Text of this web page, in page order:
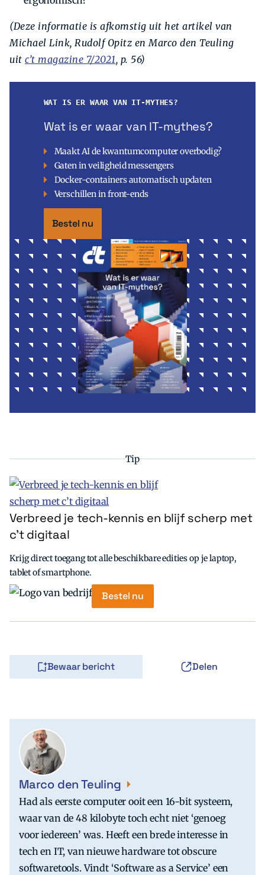
(Deze informatie is afkomstig uit het artikel van
Michael Link, Rudolf Opitz en Marco den Teuling
uit c’t magazine 7/2021, p. 56)
WAT IS ER WAAR VAN IT-MYTHES?
Wat is er waar van IT-mythes?
Maakt AI de kwantumcomputer overbodig?
Gaten in veiligheid messengers
Docker-containers automatisch updaten
Verschillen in front-ends
Bestel nu
Tip
Verbreed je tech-kennis en blijf scherp met
c’t digitaal
Krijg direct toegang tot alle beschikbare edities op je laptop,
tablet of smartphone.
Bestel nu
Bewaar bericht Delen
Marco den Teuling
Had als eerste computer ooit een 16-bit systeem,
waar van de 48 kilobyte toch echt niet ‘genoeg
voor iedereen’ was. Heeft een brede interesse in
tech en IT, van nieuwe hardware tot obscure
softwaretools. Vindt ‘Software as a Service’ een